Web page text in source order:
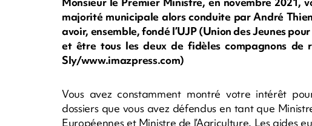
majorité municipale alors conduite par André
avoir, ensemble, fondé l’UJP (Union des Jeunes
et être tous les deux de fidèles compagnons de
Sly/www.imazpress.com)
Vous avez constamment montré votre intérêt
dossiers que vous avez défendus en tant que
Européennes et Ministre de l’Agriculture. Les aides